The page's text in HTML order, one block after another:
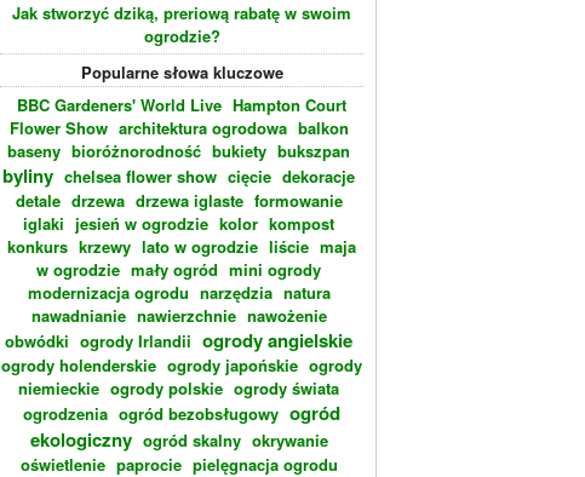
Jak stworzyć dziką, preriową rabatę w swoim
ogrodzie?
Popularne słowa kluczowe
BBC Gardeners' World Live Hampton Court
Flower Show architektura ogrodowa balkon
baseny bioróżnorodność bukiety bukszpan
byliny chelsea flower show cięcie dekoracje
detale drzewa drzewa iglaste formowanie
iglaki jesień w ogrodzie kolor kompost
konkurs krzewy lato w ogrodzie liście maja
w ogrodzie mały ogród mini ogrody
modernizacja ogrodu narzędzia natura
nawadnianie nawierzchnie nawożenie
obwódki ogrody Irlandii ogrody angielskie
ogrody holenderskie ogrody japońskie ogrody
niemieckie ogrody polskie ogrody świata
ogrodzenia ogród bezobsługowy ogród
ekologiczny ogród skalny okrywanie
oświetlenie paprocie pielęgnacja ogrodu